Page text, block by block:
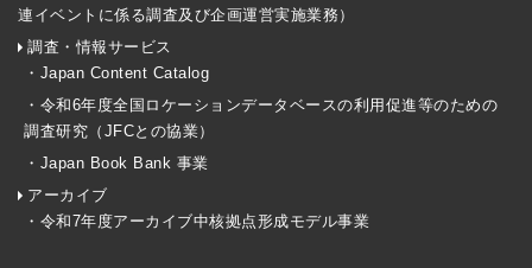
連イベントに係る調査及び企画運営実施業務）
調査・情報サービス
・Japan Content Catalog
・令和6年度全国ロケーションデータベースの利用促進等のための
調査研究（JFCとの協業）
・Japan Book Bank 事業
アーカイブ
・令和7年度アーカイブ中核拠点形成モデル事業